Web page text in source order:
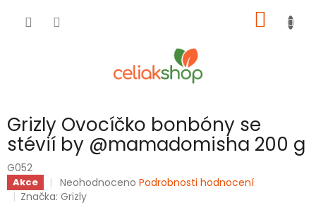
KOŠÍK
Grizly Ovocíčko bonbóny se
stévií by @mamadomisha 200 g
G052
Akce
Průměrné
hodnocení
Neohodnoceno Podrobnosti hodnocení
Značka:Grizly